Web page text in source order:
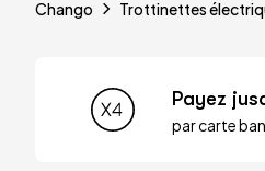
Chango Trottinettes
Payez
par carte